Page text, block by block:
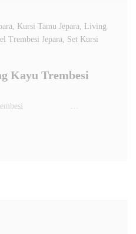
, Kursi Tamu Jepara, Living
Trembesi Jepara, Set Kursi
Kayu Trembesi
Trembesi …